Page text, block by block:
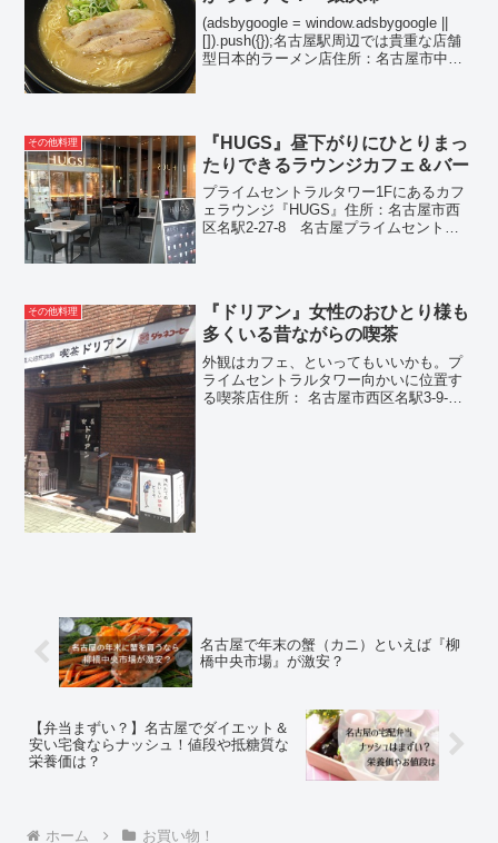
(adsbygoogle = window.adsbygoogle ||
[]).push({});名古屋駅周辺では貴重な店舗
型日本的ラーメン店住所：名古屋市中村
その他料理
『HUGS』昼下がりにひとりまっ
たりできるラウンジカフェ＆バー
プライムセントラルタワー1Fにあるカフ
ェラウンジ『HUGS』住所：名古屋市西
区名駅2-27-8 名古屋プライムセントラ
になります。...
その他料理
『ドリアン』女性のおひとり様も
多くいる昔ながらの喫茶
外観はカフェ、といってもいいかも。プ
ライムセントラルタワー向かいに位置す
る喫茶店住所： 名古屋市西区名駅3-9-
名古屋で年末の蟹（カニ）といえば『柳
橋中央市場』が激安？
【弁当まずい？】名古屋でダイエット＆
安い宅食ならナッシュ！値段や抵糖質な
栄養価は？
ホーム お買い物！